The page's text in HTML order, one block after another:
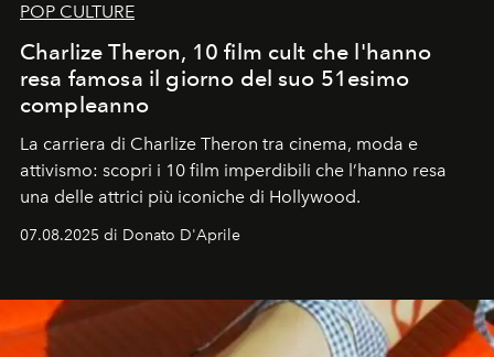
POP CULTURE
Charlize Theron, 10 film cult che l'hanno
resa famosa il giorno del suo 51esimo
compleanno
La carriera di Charlize Theron tra cinema, moda e
attivismo: scopri i 10 film imperdibili che l’hanno resa
una delle attrici più iconiche di Hollywood.
07.08.2025 di Donato D'Aprile